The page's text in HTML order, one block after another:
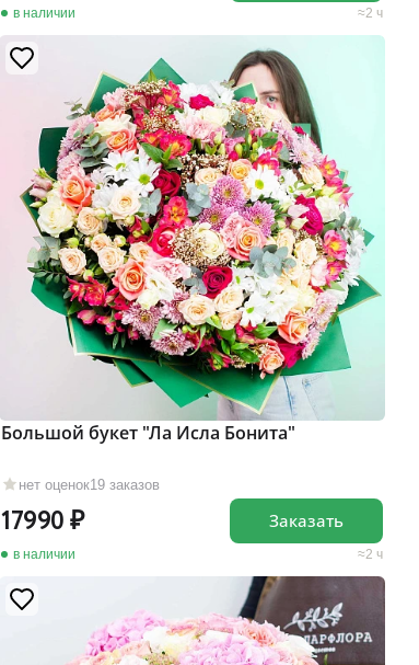
в наличии 2 ч
нет оценок19 заказов
Большой букет "Ла Исла Бонита"
17990
в наличии 2 ч
Заказать